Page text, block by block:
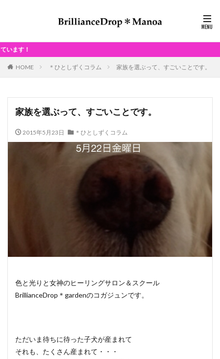
HOME ＊ひとしずくコラム 家族を選ぶって、すごいことです。
家族を選ぶって、すごいことです。
2015年5月23日 ＊ひとしずくコラム
色と光りと女神のヒーリングサロン＆スクール
BrillianceDrop＊gardenのコガジュンです。
ただいま待ちに待った子犬が産まれて
それも、たくさん産まれて・・・